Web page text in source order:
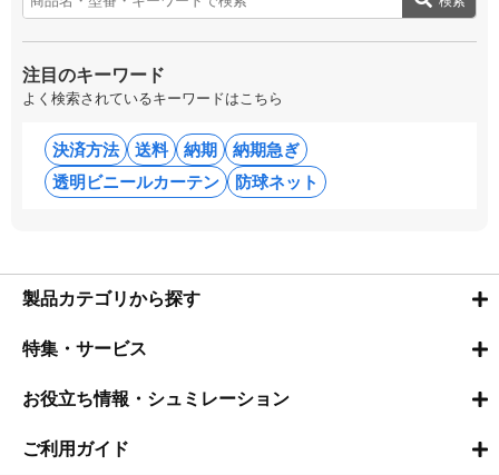
注目のキーワード
よく検索されているキーワードはこちら
決済方法 送料 納期
納期急ぎ
透明ビニールカーテン
防球ネット
製品カテゴリから探す
特集・サービス
お役立ち情報・シュミレーション
ご利用ガイド